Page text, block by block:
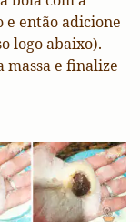
e então adicione
logo abaixo).
massa e finalize